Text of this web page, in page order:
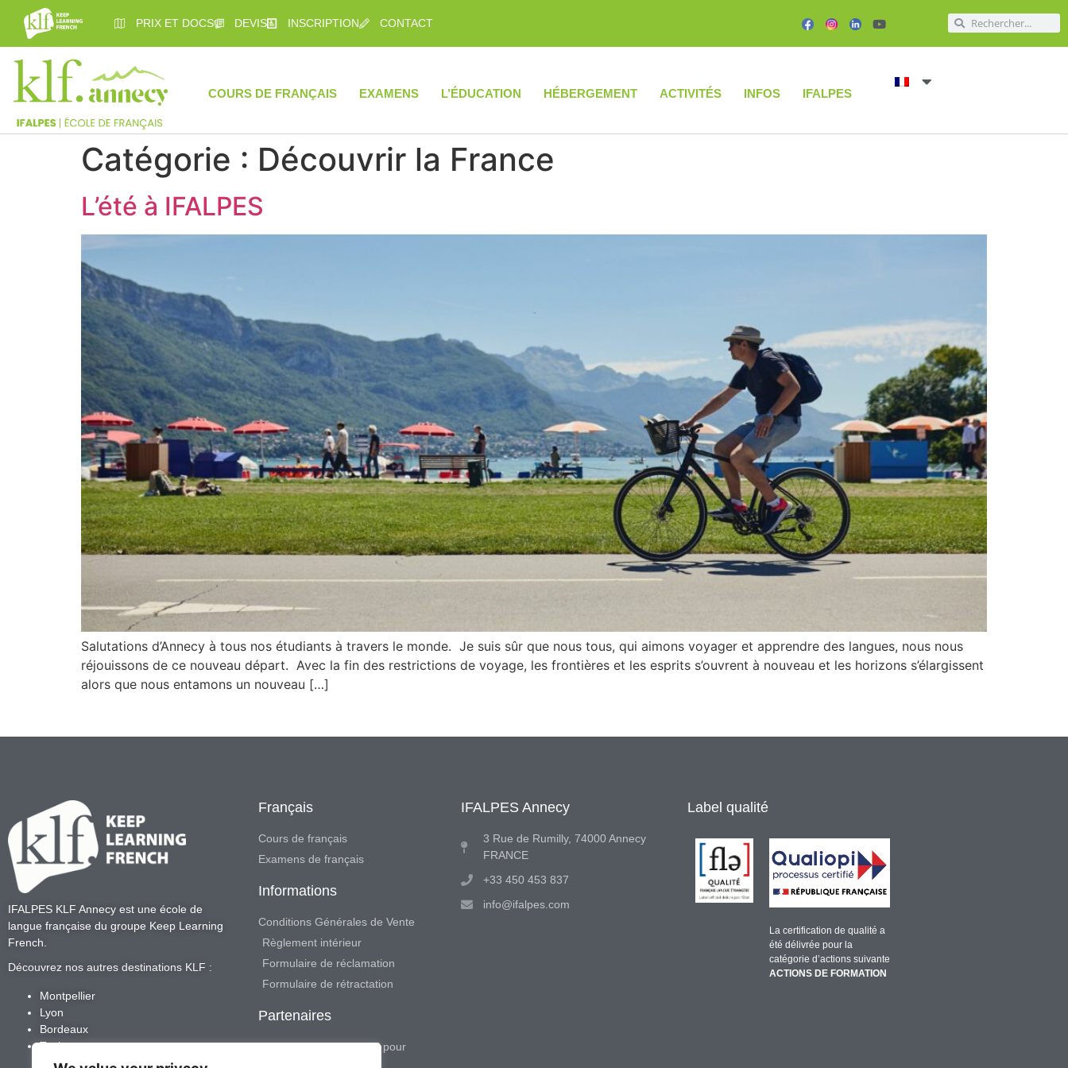
PRIX ET DOCS DEVIS INSCRIPTION CONTACT
COURS DE FRANÇAIS EXAMENS L’ÉDUCATION HÉBERGEMENT ACTIVITÉS INFOS IFALPES
Catégorie : Découvrir la France
L’été à IFALPES
Salutations d’Annecy à tous nos étudiants à travers le monde. Je suis sûr que nous tous, qui aimons voyager et apprendre des langues, nous nous
réjouissons de ce nouveau départ. Avec la fin des restrictions de voyage, les frontières et les esprits s’ouvrent à nouveau et les horizons s’élargissent
alors que nous entamons un nouveau […]
IFALPES KLF Annecy est une école de
langue française du groupe Keep Learning
French.
Découvrez nos autres destinations KLF :
Montpellier
Lyon
Bordeaux
Toulouse
Français
Cours de français
Examens de français
Informations
Conditions Générales de Vente
Règlement intérieur
Formulaire de réclamation
Formulaire de rétractation
Partenaires
Devenir famille d'accueil pour
IFALPES Annecy
3 Rue de Rumilly, 74000 Annecy
FRANCE
+33 450 453 837
info@ifalpes.com
Label qualité
La certification de qualité a
été délivrée pour la
catégorie d’actions suivante
ACTIONS DE FORMATION